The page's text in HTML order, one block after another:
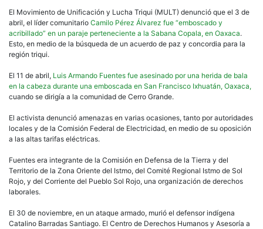
El Movimiento de Unificación y Lucha Triqui (MULT) denunció que el 3 de
abril, el líder comunitario Camilo Pérez Álvarez fue “emboscado y
acribillado” en un paraje perteneciente a la Sabana Copala, en Oaxaca.
Esto, en medio de la búsqueda de un acuerdo de paz y concordia para la
región triqui.
El 11 de abril, Luis Armando Fuentes fue asesinado por una herida de bala
en la cabeza durante una emboscada en San Francisco Ixhuatán, Oaxaca,
cuando se dirigía a la comunidad de Cerro Grande.
El activista denunció amenazas en varias ocasiones, tanto por autoridades
locales y de la Comisión Federal de Electricidad, en medio de su oposición
a las altas tarifas eléctricas.
Fuentes era integrante de la Comisión en Defensa de la Tierra y del
Territorio de la Zona Oriente del Istmo, del Comité Regional Istmo de Sol
Rojo, y del Corriente del Pueblo Sol Rojo, una organización de derechos
laborales.
El 30 de noviembre, en un ataque armado, murió el defensor indígena
Catalino Barradas Santiago. El Centro de Derechos Humanos y Asesoría a